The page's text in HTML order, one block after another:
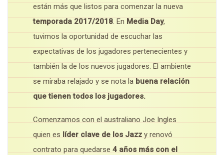
están más que listos para comenzar la nueva
temporada 2017/2018. En Media Day,
tuvimos la oportunidad de escuchar las
expectativas de los jugadores pertenecientes y
también la de los nuevos jugadores. El ambiente
se miraba relajado y se nota la buena relación
que tienen todos los jugadores.
Comenzamos con el australiano Joe Ingles
quien es líder clave de los Jazz y renovó
contrato para quedarse 4 años más con el